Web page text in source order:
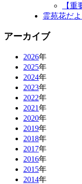
【
霊苑花だよ
アーカイブ
2026年
2025年
2024年
2023年
2022年
2021年
2020年
2019年
2018年
2017年
2016年
2015年
2014年